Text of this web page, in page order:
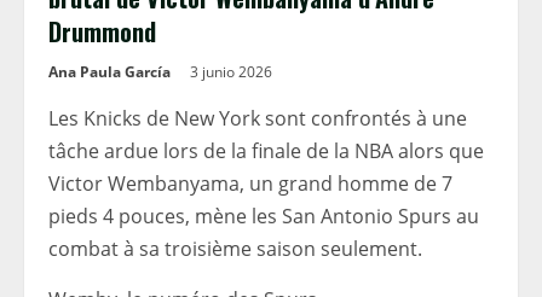
Drummond
Ana Paula García 3 junio 2026
Les Knicks de New York sont confrontés à une
tâche ardue lors de la finale de la NBA alors que
Victor Wembanyama, un grand homme de 7
pieds 4 pouces, mène les San Antonio Spurs au
combat à sa troisième saison seulement.